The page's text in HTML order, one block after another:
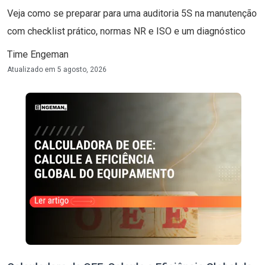
Veja como se preparar para uma auditoria 5S na manutenção
com checklist prático, normas NR e ISO e um diagnóstico
Time Engeman
Atualizado em 5 agosto, 2026